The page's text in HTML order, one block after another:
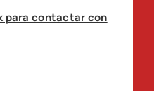
para contactar con